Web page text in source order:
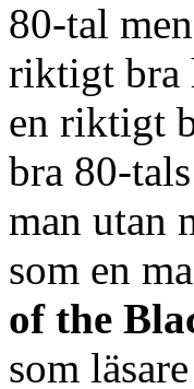
80-tal
riktigt bra
en riktigt
bra 80-
man utan
som en
of the
som